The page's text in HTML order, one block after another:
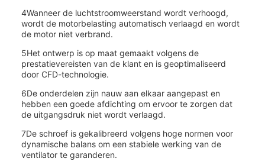
4Wanneer de luchtstroomweerstand wordt verhoogd,
wordt de motorbelasting automatisch verlaagd en wordt
de motor niet verbrand.
5Het ontwerp is op maat gemaakt volgens de
prestatievereisten van de klant en is geoptimaliseerd
door CFD-technologie.
6De onderdelen zijn nauw aan elkaar aangepast en
hebben een goede afdichting om ervoor te zorgen dat
de uitgangsdruk niet wordt verlaagd.
7De schroef is gekalibreerd volgens hoge normen voor
dynamische balans om een stabiele werking van de
ventilator te garanderen.